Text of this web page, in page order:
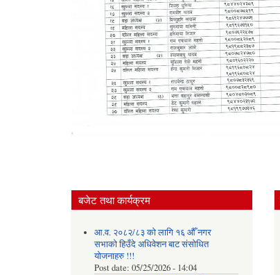
बजेट तथा कार्यक्रम
आ.व. २०८२/८३ को लागि १६ औँ नगर
सभाको हिउँदे अधिवेशन बाट संसोधित
योजनाहरु !!!
Post date: 05/25/2026 - 14:04